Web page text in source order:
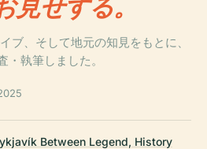
見せする。
ブ、そして地元の知見をもとに、
執筆しました。
Between Legend, History